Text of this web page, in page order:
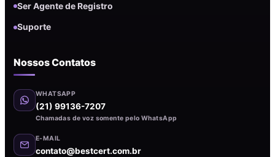
Ser Agente de Registro
Suporte
Nossos Contatos
WHATSAPP
(21) 99136-7207
Chamadas de voz somente pelo WhatsApp
E-MAIL
contato@bestcert.com.br